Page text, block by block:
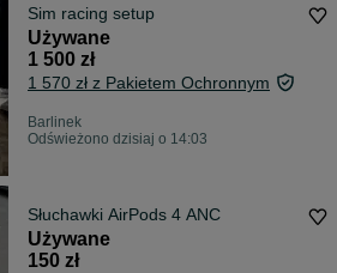
Sim racing setup
Używane
1 500 zł
1 570 zł z Pakietem Ochronnym
Barlinek
Odświeżono dzisiaj o 14:03
Słuchawki AirPods 4 ANC
Używane
150 zł